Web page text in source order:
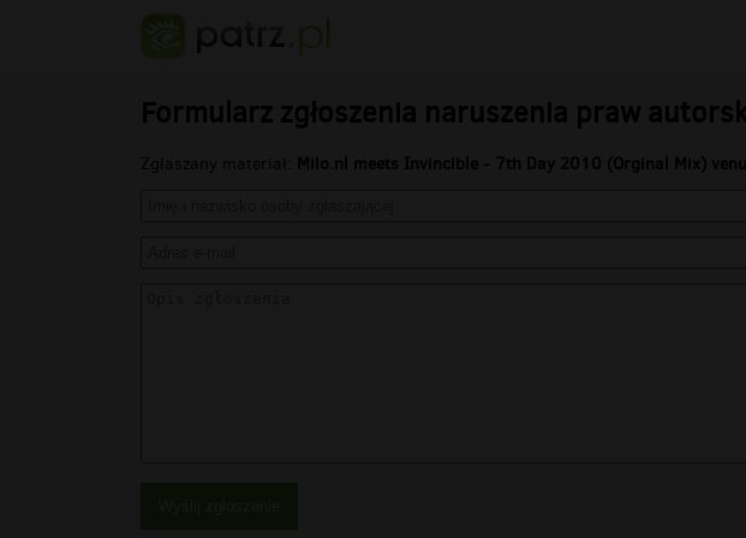
Formularz zgłoszenia naruszenia praw
Zgłaszany materiał: Milo.nl meets Invincible - 7th Day 2010 (Orginal Mix)